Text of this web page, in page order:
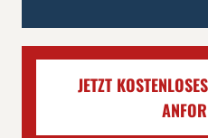
JETZT